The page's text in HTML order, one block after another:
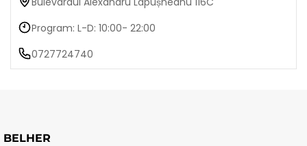
Program: L-D: 10:00- 22:00
0727724740
BELHER